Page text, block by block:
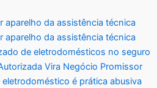
aparelho da assistência técnica
aparelho da assistência técnica
de eletrodomésticos no seguro
Vira Negócio Promissor
é prática abusiva